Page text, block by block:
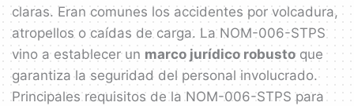
claras. Eran comunes los accidentes por volcadura,
atropellos o caídas de carga. La NOM-006-STPS
vino a establecer un marco jurídico robusto que
garantiza la seguridad del personal involucrado.
Principales requisitos de la NOM-006-STPS para